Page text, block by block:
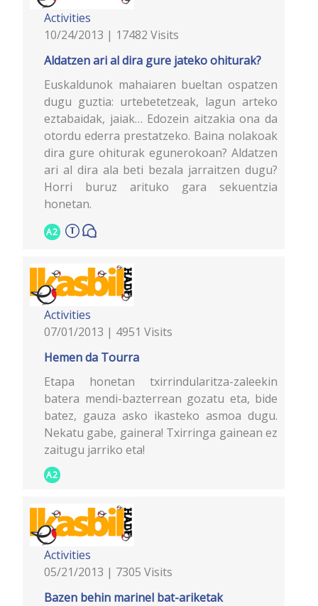
Activities
10/24/2013 | 17482 Visits
Aldatzen ari al dira gure jateko ohiturak?
Euskaldunok mahaiaren bueltan ospatzen
dugu guztia: urtebetetzeak, lagun arteko
eztabaidak, jaiak… Edozein aitzakia ona da
otordu ederra prestatzeko. Baina nolakoak
dira gure ohiturak egunerokoan? Aldatzen
ari al dira ala beti bezala jarraitzen dugu?
Horri buruz arituko gara sekuentzia
honetan.
A2
Activities
07/01/2013 | 4951 Visits
Hemen da Tourra
Etapa honetan txirrindularitza-zaleekin
batera mendi-bazterrean gozatu eta, bide
batez, gauza asko ikasteko asmoa dugu.
Nekatu gabe, gainera! Txirringa gainean ez
zaitugu jarriko eta!
A2
Activities
05/21/2013 | 7305 Visits
Bazen behin marinel bat-ariketak